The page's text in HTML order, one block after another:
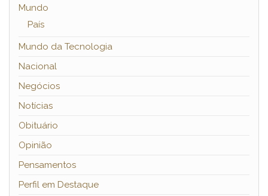
Mundo
País
Mundo da Tecnologia
Nacional
Negócios
Notícias
Obituário
Opinião
Pensamentos
Perfil em Destaque